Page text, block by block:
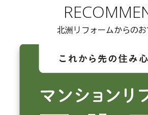
北洲リフォームからの